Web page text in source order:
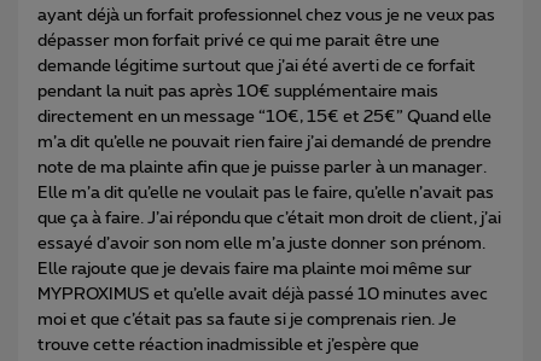
ayant déjà un forfait professionnel chez vous je ne veux pas
dépasser mon forfait privé ce qui me parait être une
demande légitime surtout que j’ai été averti de ce forfait
pendant la nuit pas après 10€ supplémentaire mais
directement en un message “10€, 15€ et 25€” Quand elle
m’a dit qu’elle ne pouvait rien faire j’ai demandé de prendre
note de ma plainte afin que je puisse parler à un manager.
Elle m’a dit qu’elle ne voulait pas le faire, qu’elle n’avait pas
que ça à faire. J’ai répondu que c’était mon droit de client, j’ai
essayé d’avoir son nom elle m’a juste donner son prénom.
Elle rajoute que je devais faire ma plainte moi même sur
MYPROXIMUS et qu’elle avait déjà passé 10 minutes avec
moi et que c’était pas sa faute si je comprenais rien. Je
trouve cette réaction inadmissible et j’espère que